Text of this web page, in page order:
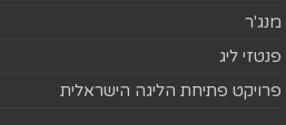
מנג'ר
פנטזי ליג
פרויקט פתיחת הליגה הישראלית